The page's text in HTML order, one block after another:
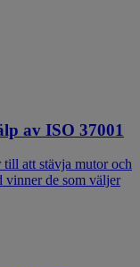
av ISO 37001
att stävja mutor och
vinner de som väljer